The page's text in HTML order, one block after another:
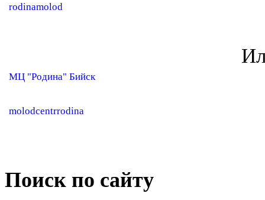
rodinamolod
МЦ "Родина" Бийск
molodcentrrodina
Поиск по сайту